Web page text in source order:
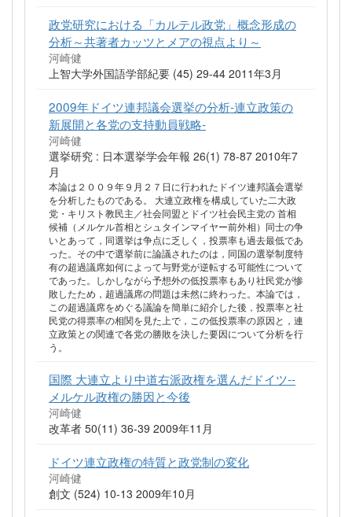
政党研究における「カルテル政党」概念形成の
分析～共著者カッツとメアの視点より～
河崎健
上智大学外国語学部紀要 (45) 29-44 2011年3月
2009年ドイツ連邦議会選挙の分析-連立政策の
新展開と各党の支持動員戦略-
河崎健
選挙研究 : 日本選挙学会年報 26(1) 78-87 2010年7
月
本論は２００９年９月２７日に行われたドイツ連邦議会選挙
を分析したものである。 大連立政権を構成していた二大政
党・キリスト教民主／社会同盟とドイツ社会民主党の 首相
候補（メルケル首相とシュタインマイヤー前外相）同士の争
いとあって，同選挙は争点に乏しく，投票率も過去最低であ
った。その中で選挙前に論議されたのは，同国の選挙制度特
有の超過議席如何によって与野党が逆転する可能性について
であった。しかしながら予想外の低投票率もあり社民党が惨
敗したため，超過議席の問題は未然に終わった。本論では，
この超過議席をめぐる議論を簡単に紹介した後，投票率と社
民党の得票率の相関を見た上で，この低投票率の原因と，連
立政策との関連で各党の勝敗を決した要因について分析を行
う。
国際 大連立より中道右派政権を選んだドイツ--
メルケル政権の勝因と今後
河崎健
改革者 50(11) 36-39 2009年11月
ドイツ連立政権の特質と政党制の変化
河崎健
創文 (524) 10-13 2009年10月